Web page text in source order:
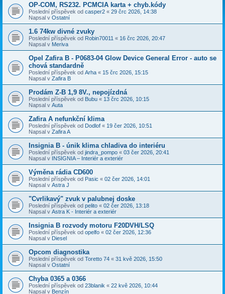
OP-COM, RS232. PCMCIA karta + chyb.kódy
Poslední příspěvek od casper2 « 29 črc 2026, 14:38
Napsal v Ostatní
1.6 74kw divné zvuky
Poslední příspěvek od Robin70011 « 16 črc 2026, 20:47
Napsal v Meriva
Opel Zafira B - P0683-04 Glow Device General Error - auto se
chová standardně
Poslední příspěvek od Arha « 15 črc 2026, 15:15
Napsal v Zafira B
Prodám Z-B 1,9 8V., nepojízdná
Poslední příspěvek od Bubu « 13 črc 2026, 10:15
Napsal v Auta
Zafira A nefunkční klima
Poslední příspěvek od Dodlof « 19 čer 2026, 10:51
Napsal v Zafira A
Insignia B - únik klima chladiva do interiéru
Poslední příspěvek od jindra_pompo « 03 čer 2026, 20:41
Napsal v INSIGNIA – Interiér a exteriér
Výměna rádia CD600
Poslední příspěvek od Pasic « 02 čer 2026, 14:01
Napsal v Astra J
"Cvrlikavý" zvuk v palubnej doske
Poslední příspěvek od pelito « 02 čer 2026, 13:18
Napsal v Astra K - Interiér a exteriér
Insignia B rozvody motoru F20DVH/LSQ
Poslední příspěvek od opelfo « 02 čer 2026, 12:36
Napsal v Diesel
Opcom diagnostika
Poslední příspěvek od Toretto 74 « 31 kvě 2026, 15:50
Napsal v Ostatní
Chyba 0365 a 0366
Poslední příspěvek od 23blanik « 22 kvě 2026, 10:44
Napsal v Benzín